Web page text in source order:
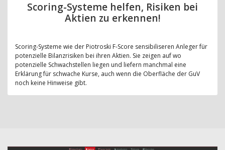
Scoring-Systeme helfen, Risiken bei
Aktien zu erkennen!
Scoring-Systeme wie der Piotroski F-Score sensibiliseren Anleger für
potenzielle Bilanzrisiken bei ihren Aktien. Sie zeigen auf wo
potenzielle Schwachstellen liegen und liefern manchmal eine
Erklärung für schwache Kurse, auch wenn die Oberfläche der GuV
noch keine Hinweise gibt.